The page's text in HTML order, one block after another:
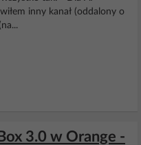
inny kanał (oddalony o
3.0 w Orange -